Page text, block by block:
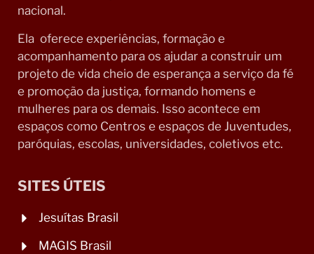
nacional.
Ela oferece experiências, formação e
acompanhamento para os ajudar a construir um
projeto de vida cheio de esperança a serviço da fé
e promoção da justiça, formando homens e
mulheres para os demais. Isso acontece em
espaços como Centros e espaços de Juventudes,
paróquias, escolas, universidades, coletivos etc.
SITES ÚTEIS
Jesuítas Brasil
MAGIS Brasil